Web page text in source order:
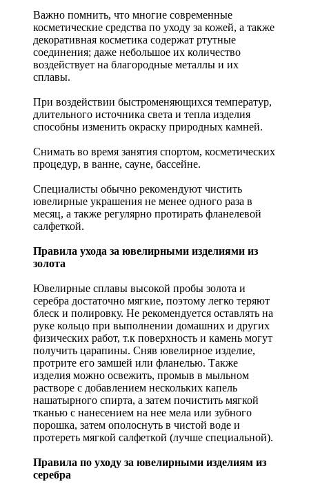
Важно помнить, что многие современные
косметические средства по уходу за кожей, а также
декоративная косметика содержат ртутные
соединения; даже небольшое их количество
воздействует на благородные металлы и их
сплавы.
При воздействии быстроменяющихся температур,
длительного источника света и тепла изделия
способны изменить окраску природных камней.
Снимать во время занятия спортом, косметических
процедур, в ванне, сауне, бассейне.
Специалисты обычно рекомендуют чистить
ювелирные украшения не менее одного раза в
месяц, а также регулярно протирать фланелевой
салфеткой.
Правила ухода за ювелирными изделиями из
золота
Ювелирные сплавы высокой пробы золота и
серебра достаточно мягкие, поэтому легко теряют
блеск и полировку. Не рекомендуется оставлять на
руке кольцо при выполнении домашних и других
физических работ, т.к поверхность и камень могут
получить царапины. Сняв ювелирное изделие,
протрите его замшей или фланелью. Также
изделия можно освежить, промыв в мыльном
растворе с добавлением нескольких капель
нашатырного спирта, а затем почистить мягкой
тканью с нанесением на нее мела или зубного
порошка, затем ополоснуть в чистой воде и
протереть мягкой салфеткой (лучше специальной).
Правила по уходу за ювелирными изделиям из
серебра